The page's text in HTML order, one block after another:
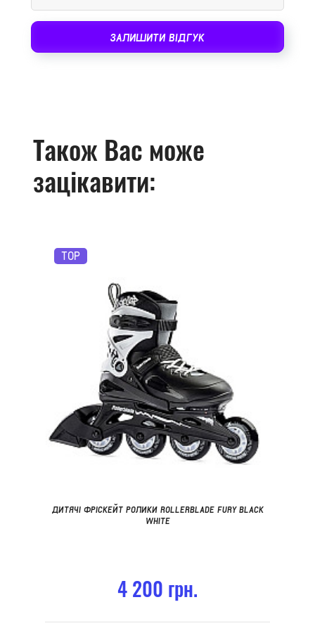
ЗАЛИШИТИ ВІДГУК
Також Вас може
зацікавити:
TOP
ДИТЯЧІ ФРІСКЕЙТ РОЛИКИ ROLLERBLADE FURY BLACK
WHITE
4 200 грн.